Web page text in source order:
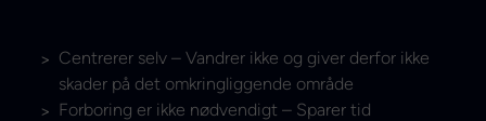
Centrerer selv – Vandrer ikke og giver derfor ikke
skader på det omkringliggende område
Forboring er ikke nødvendigt – Sparer tid